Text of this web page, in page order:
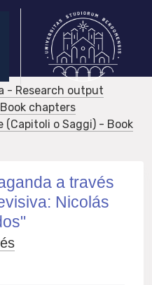
- Research output
chapters
(Capitoli o Saggi) - Book
a través
Nicolás